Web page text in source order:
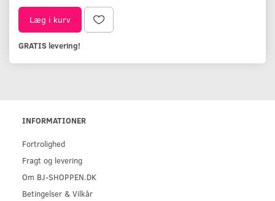
Læg i kurv
GRATIS levering!
INFORMATIONER
Fortrolighed
Fragt og levering
Om BJ-SHOPPEN.DK
Betingelser & Vilkår